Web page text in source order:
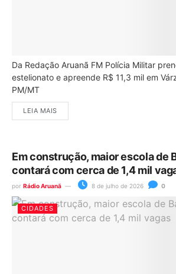
Da Redação Aruanã FM Polícia Militar
estelionato e apreende R$ 11,3 mil em
PM/MT
LEIA MAIS
Em construção, maior escola de
contará com cerca de 1,4 mil
por Rádio Aruanã 8 de julho de 2026 0
CIDADES